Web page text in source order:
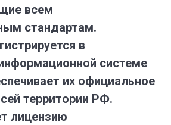
всем
стандартам.
в
системе
их официальное
территории РФ.
лицензию